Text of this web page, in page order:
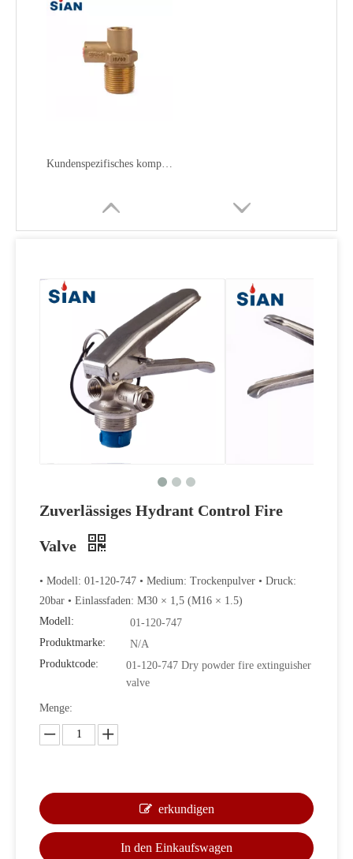
Zuverlässiges Hydrant Control Fire
Valve
• Modell: 01-120-747 • Medium: Trockenpulver • Druck:
20bar • Einlassfaden: M30 × 1,5 (M16 × 1.5)
Modell:
01-120-747
Produktmarke:
N/A
Produktcode:
01-120-747 Dry powder fire extinguisher
valve
Menge:
erkundigen
In den Einkaufswagen